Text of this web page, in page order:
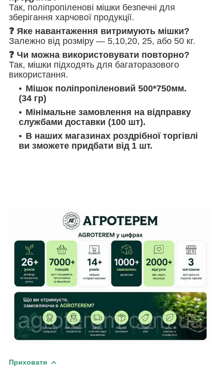
Так, поліпропіленові мішки безпечні для
зберігання харчової продукції.
❓ Яке навантаження витримують мішки?
Залежно від розміру — 5,10,20, 25, або 50 кг.
❓ Чи можна використовувати повторно?
Так, мішки підходять для багаторазового
використання.
Мішок поліпропіленовий 500*750мм.
(34 гр)
Мінімальне замовлення на відправку
службами доставки (100 шт).
В наших магазинах роздрібної торгівлі
ви зможете придбати від 1 шт.
Приховати